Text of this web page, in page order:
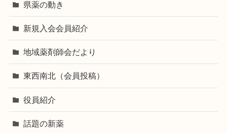
県薬の動き
新規入会会員紹介
地域薬剤師会だより
東西南北（会員投稿）
役員紹介
話題の新薬